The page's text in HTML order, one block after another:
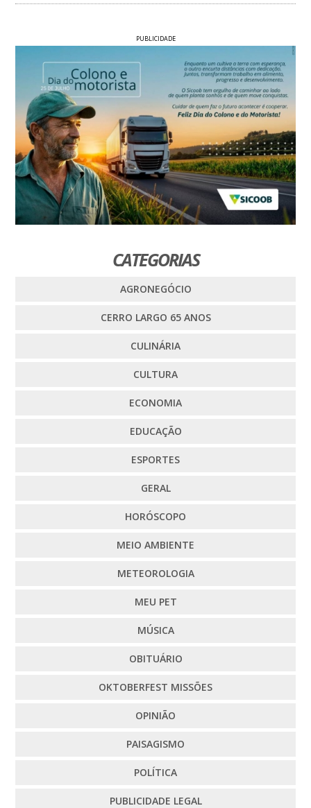
PUBLICIDADE
CATEGORIAS
AGRONEGÓCIO
CERRO LARGO 65 ANOS
CULINÁRIA
CULTURA
ECONOMIA
EDUCAÇÃO
ESPORTES
GERAL
HORÓSCOPO
MEIO AMBIENTE
METEOROLOGIA
MEU PET
MÚSICA
OBITUÁRIO
OKTOBERFEST MISSÕES
OPINIÃO
PAISAGISMO
POLÍTICA
PUBLICIDADE LEGAL